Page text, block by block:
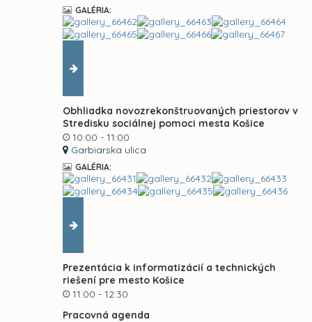
GALÉRIA:
Obhliadka novozrekonštruovaných priestorov v
Stredisku sociálnej pomoci mesta Košice
10:00 - 11:00
Garbiarska ulica
GALÉRIA:
Prezentácia k informatizácií a technických
riešení pre mesto Košice
11:00 - 12:30
Pracovná agenda